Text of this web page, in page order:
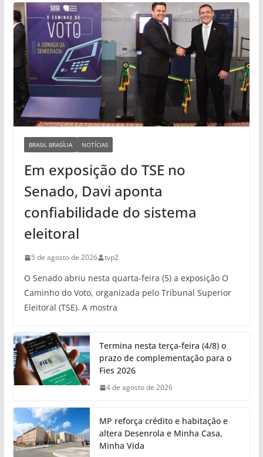
BRASIL BRASÍLIA NOTÍCIAS
Em exposição do TSE no
Senado, Davi aponta
confiabilidade do sistema
eleitoral
5 de agosto de 2026 tvp2
O Senado abriu nesta quarta-feira (5) a exposição O
Caminho do Voto, organizada pelo Tribunal Superior
Eleitoral (TSE). A mostra
Termina nesta terça-feira (4/8) o
prazo de complementação para o
Fies 2026
4 de agosto de 2026
MP reforça crédito e habitação e
altera Desenrola e Minha Casa,
Minha Vida